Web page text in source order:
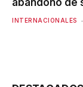
abandono de
INTERNACIONALES